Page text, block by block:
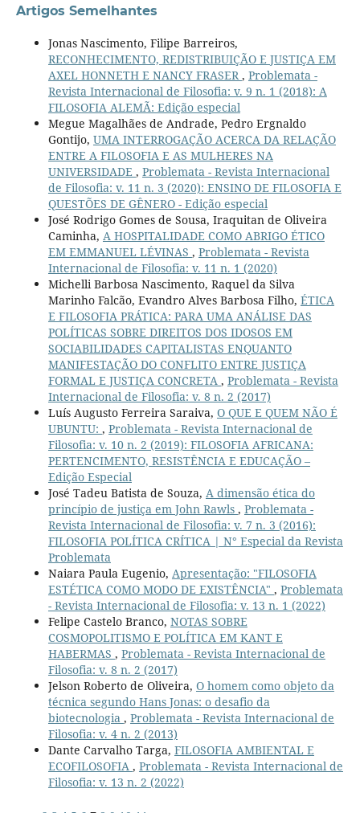
Artigos Semelhantes
Jonas Nascimento, Filipe Barreiros,
RECONHECIMENTO, REDISTRIBUIÇÃO E JUSTIÇA EM
AXEL HONNETH E NANCY FRASER, Problemata -
Revista Internacional de Filosofia: v. 9 n. 1 (2018): A
FILOSOFIA ALEMÃ: Edição especial
Megue Magalhães de Andrade, Pedro Ergnaldo
Gontijo, UMA INTERROGAÇÃO ACERCA DA RELAÇÃO
ENTRE A FILOSOFIA E AS MULHERES NA
UNIVERSIDADE , Problemata - Revista Internacional
de Filosofia: v. 11 n. 3 (2020): ENSINO DE FILOSOFIA E
QUESTÕES DE GÊNERO - Edição especial
José Rodrigo Gomes de Sousa, Iraquitan de Oliveira
Caminha, A HOSPITALIDADE COMO ABRIGO ÉTICO
EM EMMANUEL LÉVINAS , Problemata - Revista
Internacional de Filosofia: v. 11 n. 1 (2020)
Michelli Barbosa Nascimento, Raquel da Silva
Marinho Falcão, Evandro Alves Barbosa Filho, ÉTICA
E FILOSOFIA PRÁTICA: PARA UMA ANÁLISE DAS
POLÍTICAS SOBRE DIREITOS DOS IDOSOS EM
SOCIABILIDADES CAPITALISTAS ENQUANTO
MANIFESTAÇÃO DO CONFLITO ENTRE JUSTIÇA
FORMAL E JUSTIÇA CONCRETA , Problemata - Revista
Internacional de Filosofia: v. 8 n. 2 (2017)
Luís Augusto Ferreira Saraiva, O QUE E QUEM NÃO É
UBUNTU: , Problemata - Revista Internacional de
Filosofia: v. 10 n. 2 (2019): FILOSOFIA AFRICANA:
PERTENCIMENTO, RESISTÊNCIA E EDUCAÇÃO –
Edição Especial
José Tadeu Batista de Souza, A dimensão ética do
princípio de justiça em John Rawls , Problemata -
Revista Internacional de Filosofia: v. 7 n. 3 (2016):
FILOSOFIA POLÍTICA CRÍTICA | N° Especial da Revista
Problemata
Naiara Paula Eugenio, Apresentação: "FILOSOFIA
ESTÉTICA COMO MODO DE EXISTÊNCIA" , Problemata
- Revista Internacional de Filosofia: v. 13 n. 1 (2022)
Felipe Castelo Branco, NOTAS SOBRE
COSMOPOLITISMO E POLÍTICA EM KANT E
HABERMAS , Problemata - Revista Internacional de
Filosofia: v. 8 n. 2 (2017)
Jelson Roberto de Oliveira, O homem como objeto da
técnica segundo Hans Jonas: o desafio da
biotecnologia , Problemata - Revista Internacional de
Filosofia: v. 4 n. 2 (2013)
Dante Carvalho Targa, FILOSOFIA AMBIENTAL E
ECOFILOSOFIA , Problemata - Revista Internacional de
Filosofia: v. 13 n. 2 (2022)